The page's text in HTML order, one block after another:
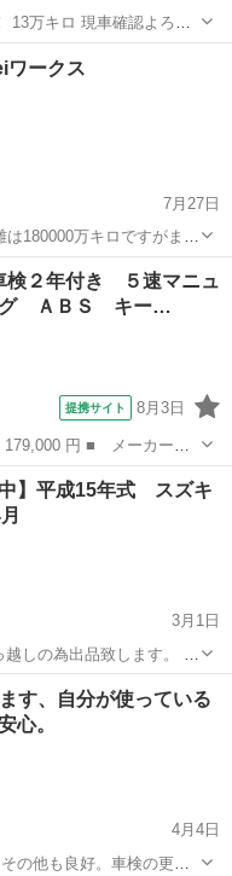
13万キロ 現車確認よろし
自動車
ワークス
7月27日
乗って帰れます!! 気に
非ご連絡ください。
検２年付き ５速マニュ
グ ＡＢＳ キー…
提携サイト 8月3日
ード名： Ａ 車検２年
ＢＳ キーレスキー 純
中】平成15年式 スズキ
3月1日
しの為出品致します。 足
す。 車両情報 ▪️メ
す、自分が使っている
心。
4月4日
の他も良好。車検の更新